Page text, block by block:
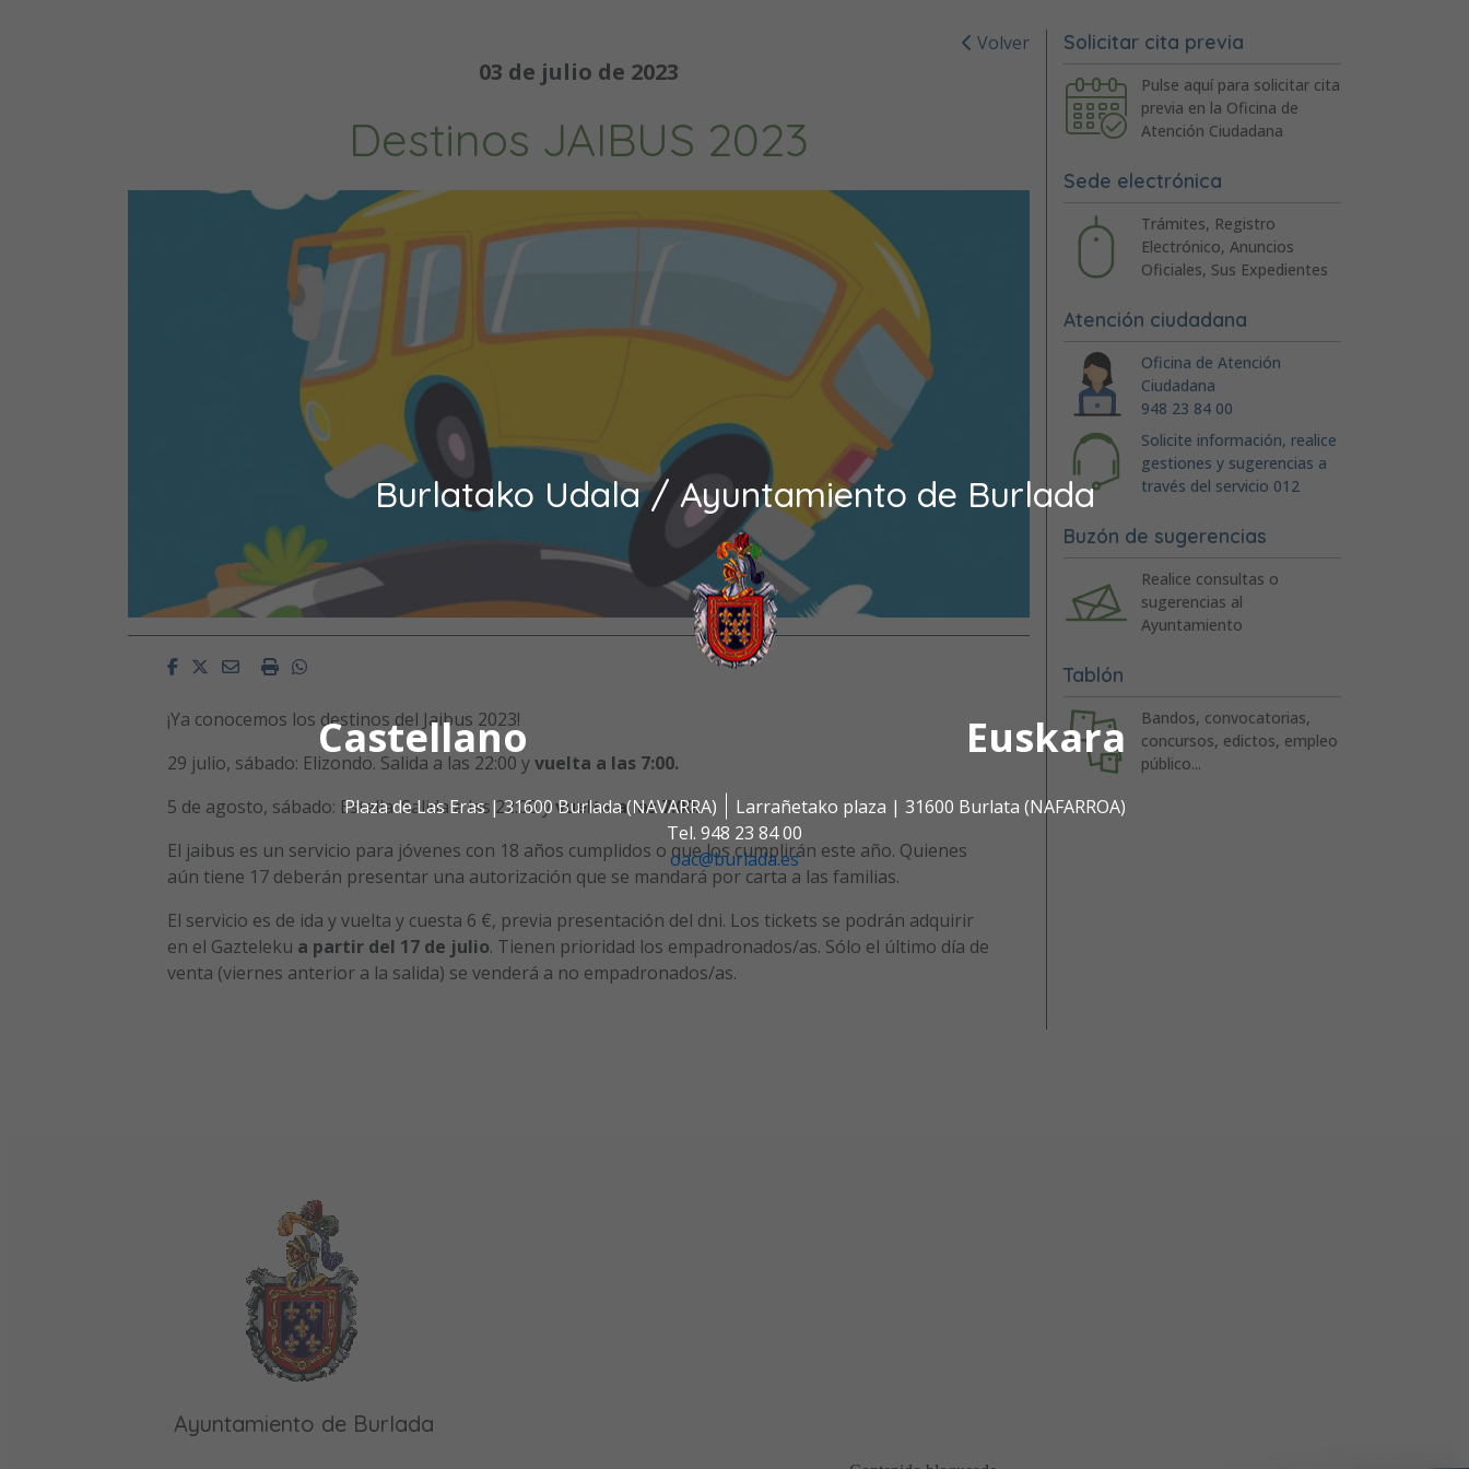
Burlatako Udala / Ayuntamiento de Burlada
Castellano Euskara
Plaza de Las Eras | 31600 Burlada (NAVARRA)
Larrañetako plaza | 31600 Burlata (NAFARROA)
Tel. 948 23 84 00
oac@burlada.es
Volver
03 de julio de 2023
Destinos JAIBUS 2023
FacebookTwitterEmailImprimirWhatsapp
¡Ya conocemos los destinos del Jaibus 2023!
29 julio, sábado: Elizondo. Salida a las 22:00 yvuelta a las 7:00.
5 de agosto, sábado: Estella. Salida a las 22:00 yvuelta a las 7:00.
El jaibus es un servicio para jóvenes con 18 años cumplidos o que los cumplirán este año. Quienes
aún tiene 17 deberán presentar una autorización que se mandará por carta a las familias.
El servicio es de ida y vuelta y cuesta 6 €, previa presentación del dni. Los tickets se podrán adquirir
en el Gazteleku a partir del 17 de julio. Tienen prioridad los empadronados/as. Sólo el último día de
venta (viernes anterior a la salida) se venderá a no empadronados/as.
Solicitar cita previa
Pulse aquí para solicitar cita
previa en la Oficina de
Atención Ciudadana
Sede electrónica
Trámites, Registro
Electrónico, Anuncios
Oficiales, Sus Expedientes
Atención ciudadana
Oficina de Atención
Ciudadana
948 23 84 00
Solicite información, realice
gestiones y sugerencias a
través del servicio 012
Buzón de sugerencias
Realice consultas o
sugerencias al
Ayuntamiento
Tablón
Bandos, convocatorias,
concursos, edictos, empleo
público...
Ayuntamiento de Burlada